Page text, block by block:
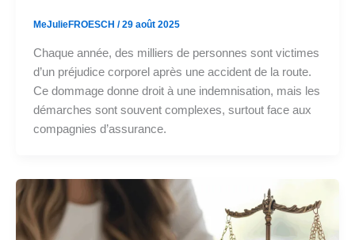
MeJulieFROESCH /29 août 2025
Chaque année, des milliers de personnes sont victimes
d’un préjudice corporel après une accident de la route.
Ce dommage donne droit à une indemnisation, mais les
démarches sont souvent complexes, surtout face aux
compagnies d’assurance.